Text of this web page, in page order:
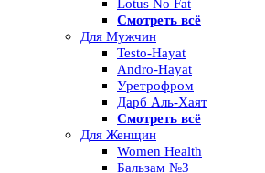
Lotus No Fat
Смотреть всё
Для Мужчин
Testo-Hayat
Andro-Hayat
Уретрофром
Дарб Аль-Хаят
Смотреть всё
Для Женщин
Women Health
Бальзам №3